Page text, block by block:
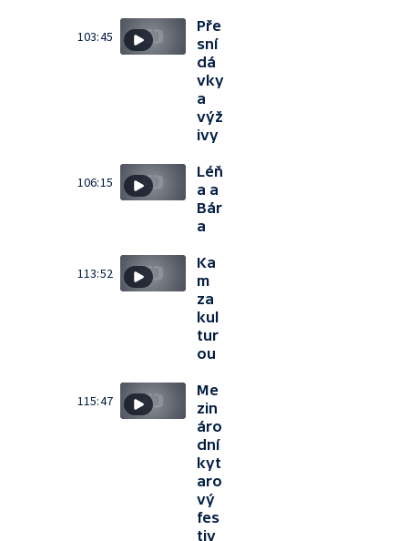
103:45
Pře
sní
dá
vky
a
výž
ivy
106:15
Léň
a a
Bár
a
113:52
Ka
m
za
kul
tur
ou
115:47
Me
zin
áro
dní
kyt
aro
vý
fes
tiv